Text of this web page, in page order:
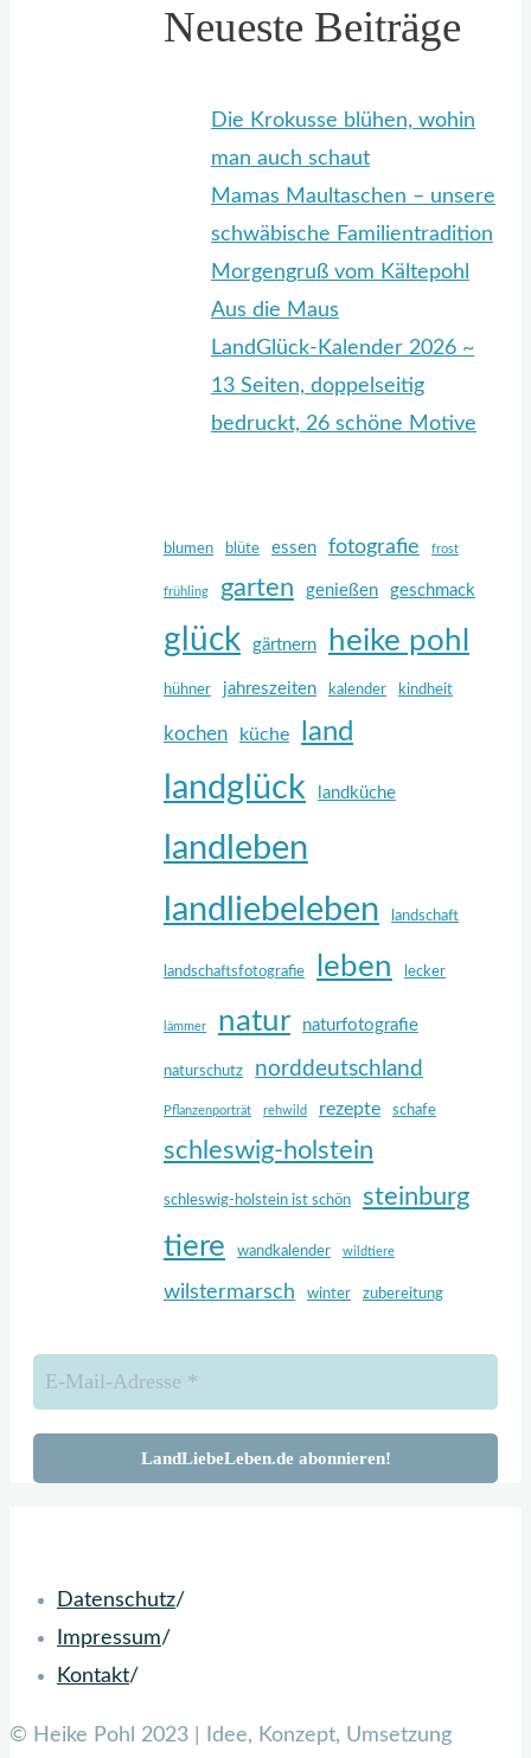
Neueste Beiträge
Die Krokusse blühen, wohin
man auch schaut
Mamas Maultaschen – unsere
schwäbische Familientradition
Morgengruß vom Kältepohl
Aus die Maus
LandGlück-Kalender 2026 ~
13 Seiten, doppelseitig
bedruckt, 26 schöne Motive
blumen blüte essen fotografie frost
frühling garten genießen geschmack
glück gärtnern heike pohl
hühner jahreszeiten kalender kindheit
kochen küche land
landglück landküche
landleben
landliebeleben
landschaft
landschaftsfotografie leben lecker
lämmer natur naturfotografie
naturschutz norddeutschland
Pflanzenporträt rehwild rezepte schafe
schleswig-holstein
schleswig-holstein ist schön steinburg
tiere wandkalender wildtiere
wilstermarsch winter zubereitung
oben
Datenschutz/
Impressum/
Kontakt/
© Heike Pohl 2023 | Idee, Konzept, Umsetzung